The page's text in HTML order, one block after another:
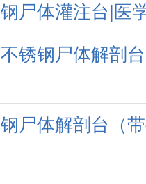
尸体灌注台|医
锈钢尸体解剖
尸体解剖台（